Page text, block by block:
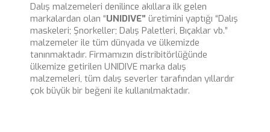
Dalış malzemeleri denilince akıllara ilk gelen
markalardan olan “UNIDIVE” üretimini yaptığı “Dalış
maskeleri; Şnorkeller; Dalış Paletleri, Bıçaklar vb.”
malzemeler ile tüm dünyada ve ülkemizde
tanınmaktadır. Firmamızın distribitörlüğünde
ülkemize getirilen UNIDIVE marka dalış
malzemeleri, tüm dalış severler tarafından yıllardır
çok büyük bir beğeni ile kullanılmaktadır.